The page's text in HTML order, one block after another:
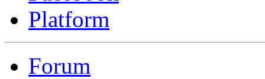
Forum